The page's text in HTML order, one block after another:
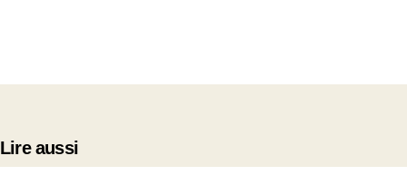
Lire aussi